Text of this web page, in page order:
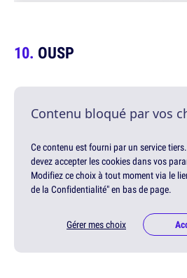
OUSP
Contenu bloqué par vos
Ce contenu est fourni par un service
devez accepter les cookies dans vos
Modifiez ce choix à tout moment via le
de la Confidentialité" en bas de page.
Gérer mes choix